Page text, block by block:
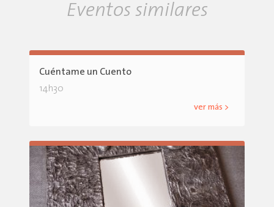
Eventos similares
Cuéntame un Cuento
14h30
ver más >